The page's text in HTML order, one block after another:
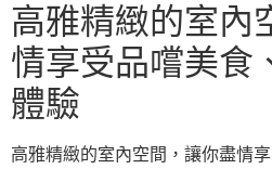
高雅精緻的室內
情享受品嚐美食
體驗
高雅精緻的室內空間，讓你盡情